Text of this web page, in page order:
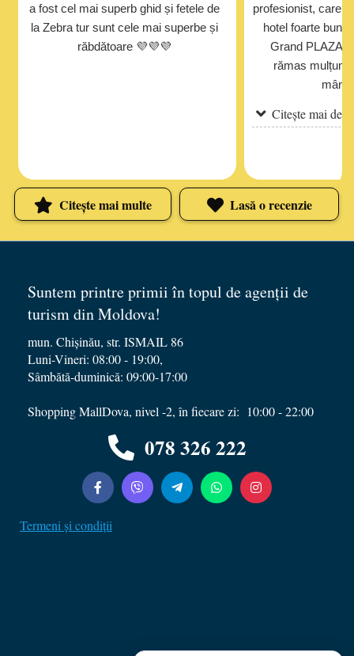
a fost cel mai superb ghid și fetele de
la Zebra tur sunt cele mai superbe și
răbdătoare 💜💜💜
profesionist, care
hotel foarte bun
Grand PLAZA
rămas
Citește mai
Citește mai multe Lasă o recenzie
Suntem printre primii în topul de agenții de
turism din Moldova!
mun. Chișinău, str. ISMAIL 86
Luni-Vineri: 08:00 - 19:00,
Sâmbătă-duminică: 09:00-17:00
Shopping MallDova, nivel -2, în fiecare zi: 10:00 - 22:00
078 326 222
Termeni și condiții
Online — de obicei răspundem în câteva minute